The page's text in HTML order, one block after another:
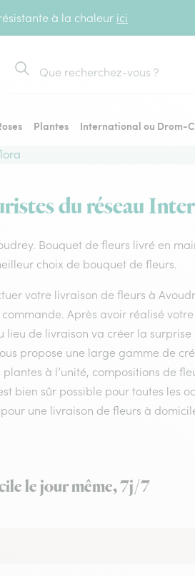
à la chaleur ici
Rechercher
Plantes
International ou Drom-
du réseau
Bouquet de fleurs livré en
choix de bouquet de fleurs.
votre livraison de fleurs à
Après avoir réalisé
de livraison va créer la
propose une large gamme de
à l’unité, compositions de
bien sûr possible pour toutes les
une livraison de fleurs à
le jour même, 7j/7